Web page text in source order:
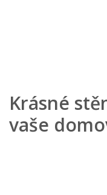
Krásné
vaše